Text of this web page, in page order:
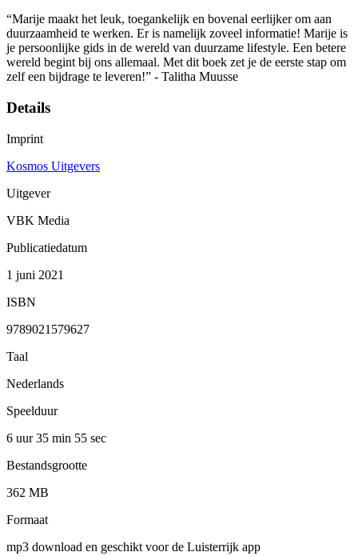
“Marije maakt het leuk, toegankelijk en bovenal eerlijker om aan
duurzaamheid te werken. Er is namelijk zoveel informatie! Marije is
je persoonlijke gids in de wereld van duurzame lifestyle. Een betere
wereld begint bij ons allemaal. Met dit boek zet je de eerste stap om
zelf een bijdrage te leveren!” - Talitha Muusse
Details
Imprint
Kosmos Uitgevers
Uitgever
VBK Media
Publicatiedatum
1 juni 2021
ISBN
9789021579627
Taal
Nederlands
Speelduur
6 uur 35 min 55 sec
Bestandsgrootte
362 MB
Formaat
mp3 download en geschikt voor de Luisterrijk app